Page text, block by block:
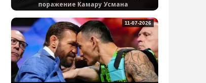
поражение Камару Усмана
11-07-2026